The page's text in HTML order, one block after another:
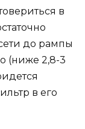
в
до рампы
(ниже 2,8-3
в его